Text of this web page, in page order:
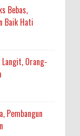
Bebas,
Baik Hati
Orang-
Pembangun